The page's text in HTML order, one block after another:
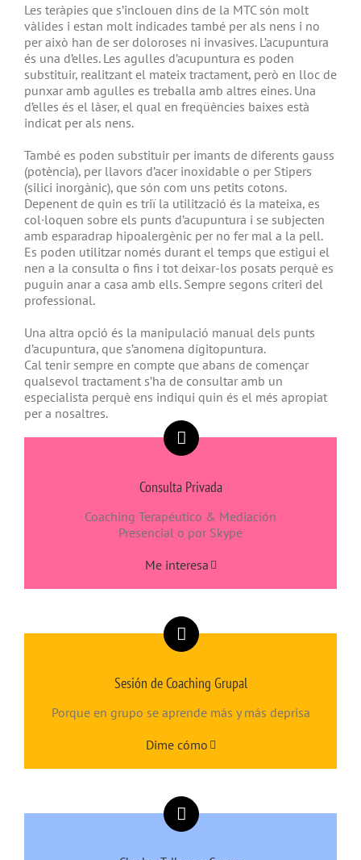
Les teràpies que s’inclouen dins de la MTC són molt
vàlides i estan molt indicades també per als nens i no
per això han de ser doloroses ni invasives. L’acupuntura
és una d’elles. Les agulles d’acupuntura es poden
substituir, realitzant el mateix tractament, però en lloc de
punxar amb agulles es treballa amb altres eines. Una
d’elles és el làser, el qual en freqüències baixes està
indicat per als nens.
També es poden substituir per imants de diferents gauss
(potència), per llavors d’acer inoxidable o per Stipers
(silici inorgànic), que són com uns petits cotons.
Depenent de quin es triï la utilització és la mateixa, es
col·loquen sobre els punts d’acupuntura i se subjecten
amb esparadrap hipoalergènic per no fer mal a la pell.
Es poden utilitzar només durant el temps que estigui el
nen a la consulta o fins i tot deixar-los posats perquè es
puguin anar a casa amb ells. Sempre segons criteri del
professional.
Una altra opció és la manipulació manual dels punts
d’acupuntura, que s’anomena dígitopuntura.
Cal tenir sempre en compte que abans de començar
qualsevol tractament s’ha de consultar amb un
especialista perquè ens indiqui quin és el més apropiat
per a nosaltres.
Consulta Privada
Coaching Terapéutico & Mediación
Presencial o por Skype
Me interesa
Sesión de Coaching Grupal
Porque en grupo se aprende más y más deprisa
Dime cómo